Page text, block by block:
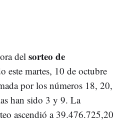
del sorteo de
este martes, 10 de octubre
por los números 18, 20,
han sido 3 y 9. La
ascendió a 39.476.725,20